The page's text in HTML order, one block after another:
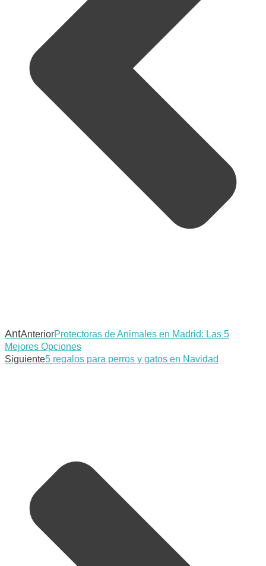
AntAnteriorProtectoras de Animales en Madrid: Las 5
Mejores Opciones
Siguiente5 regalos para perros y gatos en Navidad